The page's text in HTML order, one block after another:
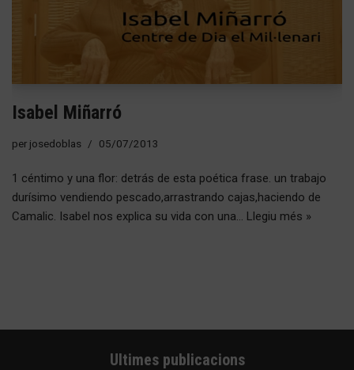
Isabel Miñarró
per josedoblas 05/07/2013
1 céntimo y una flor: detrás de esta poética frase. un trabajo
durísimo vendiendo pescado,arrastrando cajas,haciendo de
Camalic. Isabel nos explica su vida con una… Llegiu més »
Ultimes publicacions